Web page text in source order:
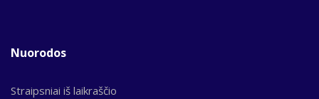
Nuorodos
Straipsniai iš laikraščio